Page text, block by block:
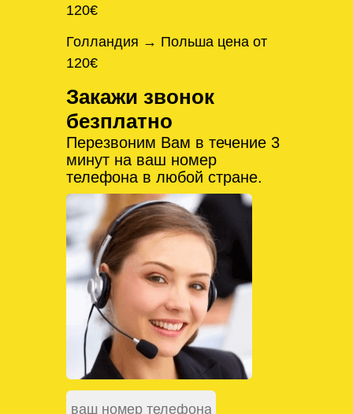
120€
Голландия → Польша цена от
120€
Закажи звонок
безплатно
Перезвоним Вам в течение 3
минут на ваш номер
телефона в любой стране.